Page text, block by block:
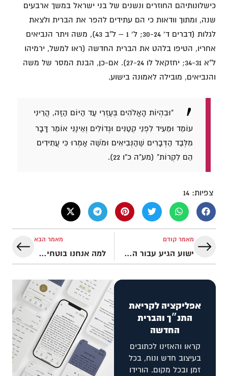
כישלונותיהם החוזרים ונשנים של בני ישראל במשך ארבעים
שנה, ומתוך וודאות כי הם עתידים להפר את הברית ולצאת
לגלות (דברים ד' 30-24; ל' 1 – ל"ב 43), משה ויתר הנביאים
אחריו, הטיפו בלהט את הברית החדשה (ראו למשל, ירמיהו
ל"א 34-31; יחזקאל לו 27-24). אם-כן, הבנת המסר של משה
והנביאים, מובילה לאמונה בישוע.
"וּבִהְיוֹת הָאֱלֹהִים בְּעֶזְרִי עַד הַיּוֹם הַזֶּה, הֲרֵינִי
עוֹמֵד וּמֵעִיד לִפְנֵי קְטַנִּים וּגְדוֹלִים וְאֵינֶנִּי אוֹמֵר דָּבָר
מִלְּבַד הַדְּבָרִים שֶׁהַנְּבִיאִים וּמֹשֶׁה אָמְרוּ כִּי עֲתִידִים
הֵם לִקְרוֹת" (מע"ה כ"ו 22).
צפיות: 14
מאמר קודם
ישוע הגיע עבור החולים, החוטאים, ועבורך
מאמר הבא
למה אנחנו בוטחים באלוהים? ולמה כדאי גם לך!
אפליקציה לקריאת
התנ״ך והברית
החדשה
קראו והאזינו לכתובים
בעיצוב חדש ונוח, בכל
זמן ובכל מקום. הורידו